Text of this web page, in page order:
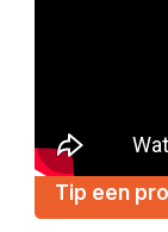
Tip een